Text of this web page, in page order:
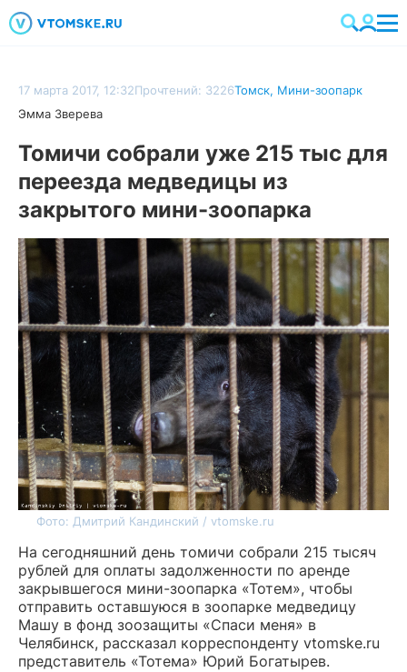
17 марта 2017, 12:32Прочтений: 3226Томск, Мини-зоопарк
Эмма Зверева
Томичи собрали уже 215 тыс для
переезда медведицы из
закрытого мини-зоопарка
Фото: Дмитрий Кандинский / vtomske.ru
На сегодняшний день томичи собрали 215 тысяч
рублей для оплаты задолженности по аренде
закрывшегося мини-зоопарка «Тотем», чтобы
отправить оставшуюся в зоопарке медведицу
Машу в фонд зоозащиты «Спаси меня» в
Челябинск, рассказал корреспонденту vtomske.ru
представитель «Тотема» Юрий Богатырев.